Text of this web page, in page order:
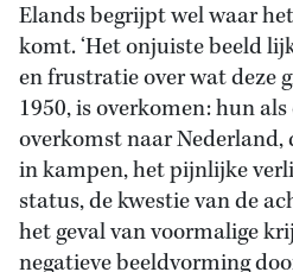
Elands begrijpt wel waar
komt. ‘Het onjuiste beeld
en frustratie over wat deze
1950, is overkomen: hun
overkomst naar Nederland,
in kampen, het pijnlijke
status, de kwestie van de
het geval van voormalige
negatieve beeldvorming